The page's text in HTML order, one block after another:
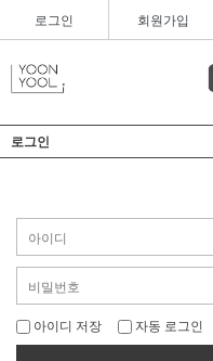
로그인 회원가입
로그인
아이디 저장 자동 로그인